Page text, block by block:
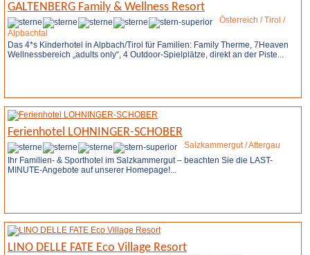
GALTENBERG Family & Wellness Resort
Österreich / Tirol /
Alpbachtal
Das 4*s Kinderhotel in Alpbach/Tirol für Familien: Family Therme, 7Heaven
Wellnessbereich „adults only“, 4 Outdoor-Spielplätze, direkt an der Piste...
Ferienhotel LOHNINGER-SCHOBER
Salzkammergut / Attergau
Ihr Familien- & Sporthotel im Salzkammergut – beachten Sie die LAST-
MINUTE-Angebote auf unserer Homepage!...
LINO DELLE FATE Eco Village Resort